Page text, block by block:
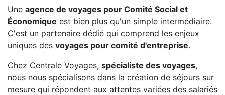
Une agence de voyages pour Comité Social et
Économique est bien plus qu'un simple intermédiaire.
C'est un partenaire dédié qui comprend les enjeux
uniques des voyages pour comité d'entreprise.
Chez Centrale Voyages, spécialiste des voyages,
nous nous spécialisons dans la création de séjours sur
mesure qui répondent aux attentes variées des salariés